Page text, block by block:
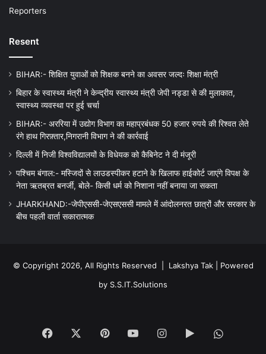
Reporters
Resent
BIHAR:- शिक्षित युवाओं को शिक्षक बनने का अवसर जल्दः शिक्षा मंत्री
बिहार के स्वास्थ्य मंत्री ने केन्द्रीय स्वास्थ्य मंत्री जेपी नड्डा से की मुलाकात,
स्वास्थ्य व्यवस्था पर हुई चर्चा
BIHAR:- अररिया में उद्योग विभाग का महाप्रबंधक 50 हजार रुपये की रिश्वत लेते
रंगे हाथ गिरफ़्तार,निगरानी विभाग ने की कार्रवाई
दिल्ली में निजी विश्वविद्यालयों के विधेयक को कैबिनेट ने दी मंजूरी
पश्चिम बंगाल:- मस्जिदों से लाउडस्पीकर हटाने के खिलाफ हाईकोर्ट जाएंगे विपक्ष के
नेता ऋतब्रत बनर्जी, बोले- किसी धर्म को निशाना नहीं बनाया जा सकता
JHARKHAND:-जेपीएससी-जेएसएससी मामले में आंदोलनरत छात्रों और सरकार के
बीच पहली वार्ता सकारात्मक
© Copyright 2026, All Rights Reserved | Lakshya Tak| Powered
by S.S.IT.Solutions
Facebook PinterestYouTubeInstagram
Google